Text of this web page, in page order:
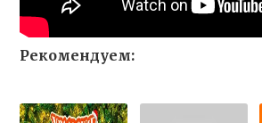
Рекомендуем: